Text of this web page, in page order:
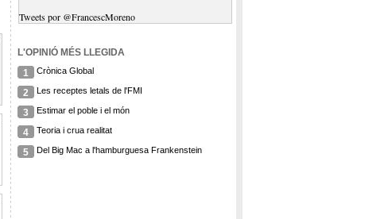
Tweets por @FrancescMoreno
L'OPINIÓ MÉS LLEGIDA
1
Crònica Global
2 Les receptes letals de l'FMI
3 Estimar el poble i el món
4 Teoria i crua realitat
5 Del Big Mac a l'hamburguesa Frankenstein